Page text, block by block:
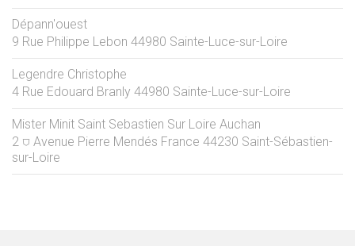
Dépann'ouest
9 Rue Philippe Lebon 44980 Sainte-Luce-sur-Loire
Legendre Christophe
4 Rue Edouard Branly 44980 Sainte-Luce-sur-Loire
Mister Minit Saint Sebastien Sur Loire Auchan
2 ⛉ Avenue Pierre Mendés France 44230 Saint-Sébastien-
sur-Loire